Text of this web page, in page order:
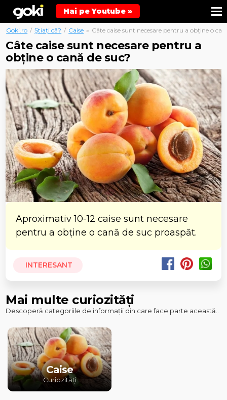
Hai pe Youtube »
Goki.ro / Știați că? / Caise » Câte caise sunt necesare pentru a obține o
Câte caise sunt necesare pentru a
obține o cană de suc?
Aproximativ 10-12 caise sunt necesare
pentru a obține o cană de suc proaspăt.
INTERESANT
Mai multe curiozități
Descoperă categoriile de informații din care face parte această..
Caise
Curiozități